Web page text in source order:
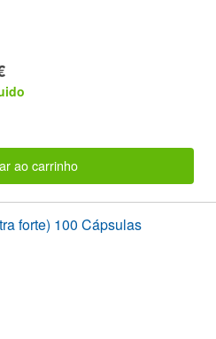
ao carrinho
forte) 100 Cápsulas